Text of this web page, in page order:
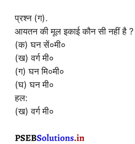
प्रश्न (ग).
आयतन की मूल इकाई कौन सी नहीं है ?
(क) घन सें०मी०
(ख) वर्ग मी०
(ग) घन मि०मी०
(घ) घन मी०
हल:
(ख) वर्ग मी०